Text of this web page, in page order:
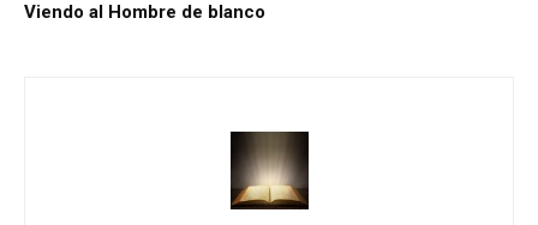
Viendo al Hombre de blanco